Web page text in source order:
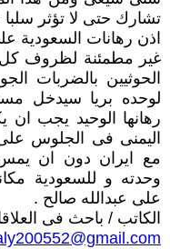
تشارك حتى لا تؤثر
اذن رهانات السعودية
غير مطمئنة لظروف كل
الحوثيين بالضربات
لوحده بريا سيدخل
رهانها الوحيد يجب
اليمنى فى الجلوس على
مع ايران دون ان
وحدته و للسعودية
على عبدالله صالح .
الكاتب / باحث فى